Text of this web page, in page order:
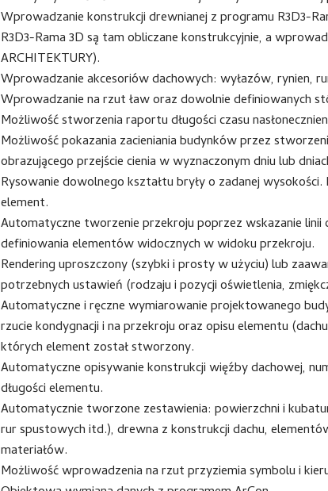
Wprowadzanie konstrukcji drewnianej z programu R3D3-
R3D3-Rama 3D są tam obliczane konstrukcyjnie, a
ARCHITEKTURY).
Wprowadzanie akcesoriów dachowych: wyłazów, rynien,
Wprowadzanie na rzut ław oraz dowolnie definiowanych
Możliwość stworzenia raportu długości czasu
Możliwość pokazania zacieniania budynków przez
obrazującego przejście cienia w wyznaczonym dniu lub
Rysowanie dowolnego kształtu bryły o zadanej
element.
Automatyczne tworzenie przekroju poprzez wskazanie
definiowania elementów widocznych w widoku przekroju.
Rendering uproszczony (szybki i prosty w użyciu) lub
potrzebnych ustawień (rodzaju i pozycji oświetlenia,
Automatyczne i ręczne wymiarowanie projektowanego
rzucie kondygnacji i na przekroju oraz opisu elementu
których element został stworzony.
Automatyczne opisywanie konstrukcji więźby dachowej,
długości elementu.
Automatycznie tworzone zestawienia: powierzchni i
rur spustowych itd.), drewna z konstrukcji dachu,
materiałów.
Możliwość wprowadzenia na rzut przyziemia symbolu i